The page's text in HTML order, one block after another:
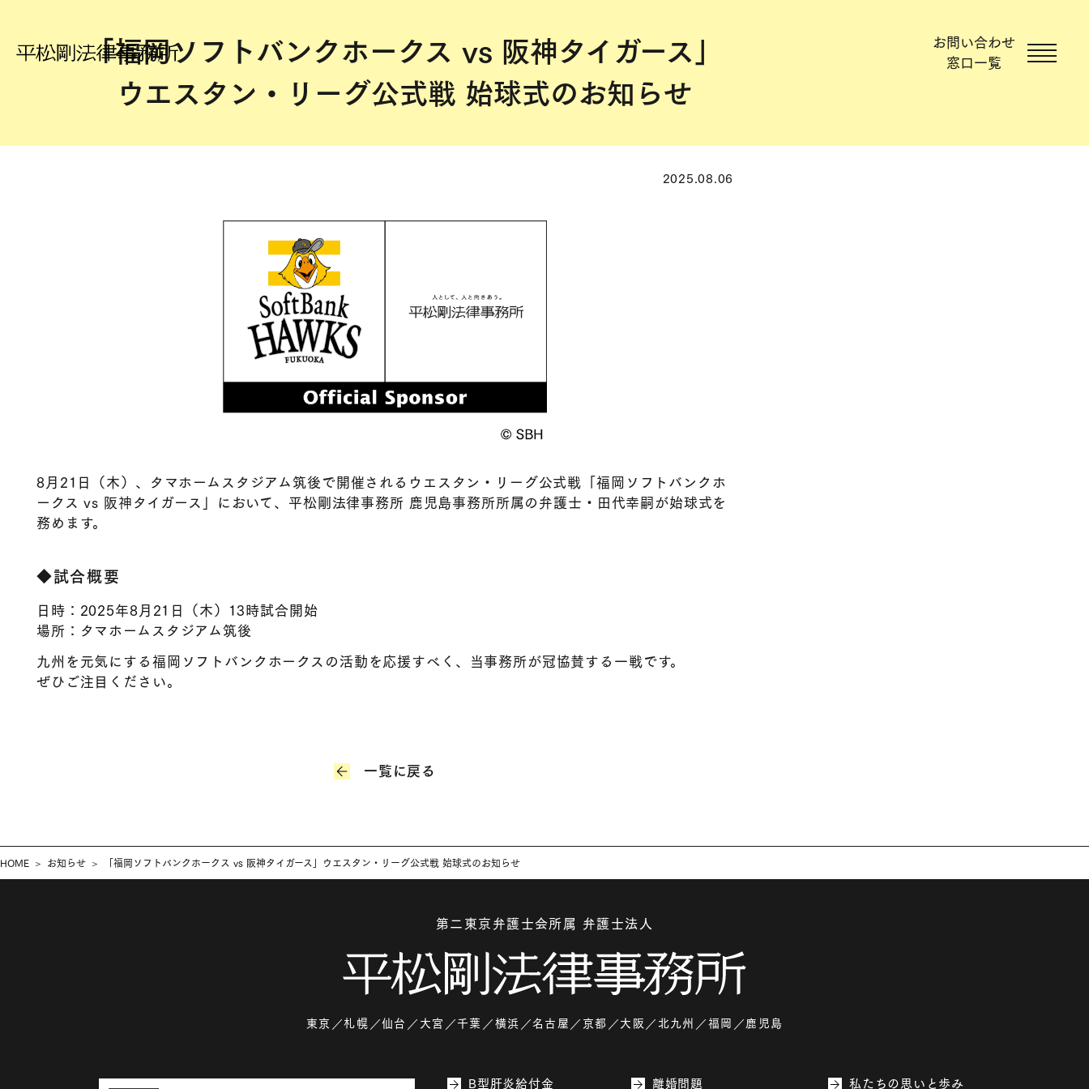
お問い合わせ
窓口一覧
「福岡ソフトバンクホークス vs 阪神タイガース」
ウエスタン・リーグ公式戦 始球式のお知らせ
2025.08.06
8月21日（木）、タマホームスタジアム筑後で開催されるウエスタン・リーグ公式戦「福岡ソフトバンクホ
ークス vs 阪神タイガース」において、平松剛法律事務所 鹿児島事務所所属の弁護士・田代幸嗣が始球式を
務めます。
◆試合概要
日時：2025年8月21日（木）13時試合開始
場所：タマホームスタジアム筑後
九州を元気にする福岡ソフトバンクホークスの活動を応援すべく、当事務所が冠協賛する一戦です。
ぜひご注目ください。
一覧に戻る
HOME お知らせ 「福岡ソフトバンクホークス vs 阪神タイガース」ウエスタン・リーグ公式戦 始球式のお知らせ​
第二東京弁護士会所属 弁護士法人
東京 札幌 仙台 大宮 千葉 横浜 名古屋 京都 大阪 北九州 福岡 鹿児島
B型肝炎給付金 離婚問題 私たちの思いと歩み